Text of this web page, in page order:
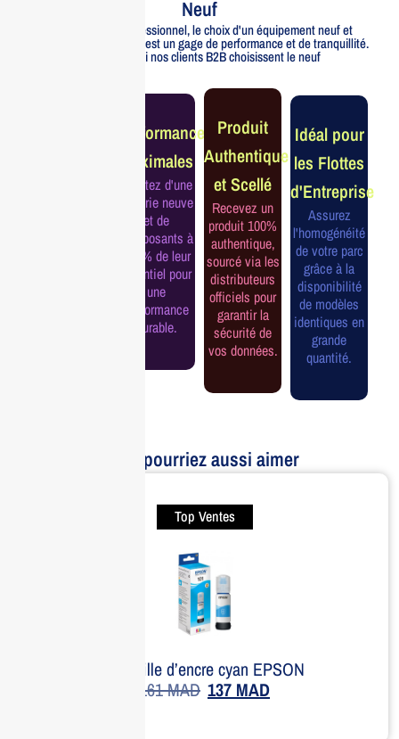
Neuf
Pour un usage professionnel, le choix d'un équipement neuf et
officiellement distribué est un gage de performance et de tranquillité.
Voici pourquoi nos clients B2B choisissent le neuf
Performance
Maximales
Profitez d'une
batterie neuve
et de
composants à
100% de leur
potentiel pour
une
performance
durable.
Produit
Authentique
et Scellé
Recevez un
produit 100%
authentique,
sourcé via les
distributeurs
officiels pour
garantir la
sécurité de
vos données.
Idéal pour
les Flottes
d'Entreprise
Assurez
l'homogénéité
de votre parc
grâce à la
disponibilité
de modèles
identiques en
grande
quantité.
Vous pourriez aussi aimer
Top Ventes
Bouteille d’encre cyan EPSON
161MAD 137 MAD